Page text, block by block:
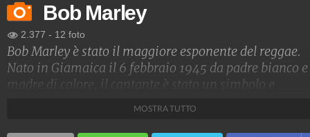
Bob Marley
2.377 - 12 foto
Bob Marley è stato il maggiore esponente del reggae.
Nato in Giamaica il 6 febbraio 1945 da padre bianco e
madre di colore, il cantante è stato un simbolo e
"One love" e "Redemption Song", Marley è morto l'11
MOSTRA TUTTO